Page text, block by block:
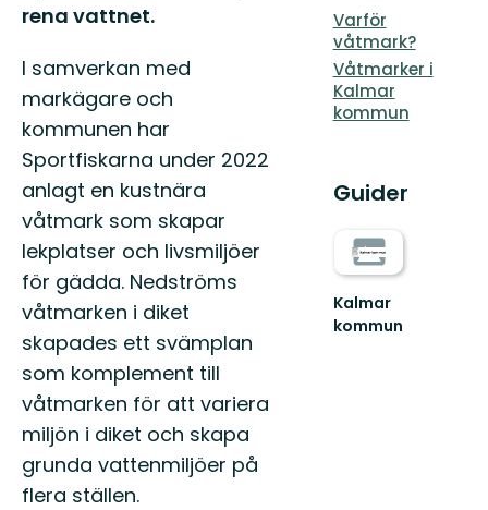
rena vattnet.
I samverkan med
markägare och
kommunen har
Sportfiskarna under 2022
anlagt en kustnära
våtmark som skapar
lekplatser och livsmiljöer
för gädda. Nedströms
våtmarken i diket
skapades ett svämplan
som komplement till
våtmarken för att variera
miljön i diket och skapa
grunda vattenmiljöer på
flera ställen.
Varför
våtmark?
Våtmarker i
Kalmar
kommun
Guider
Kalmar
kommun